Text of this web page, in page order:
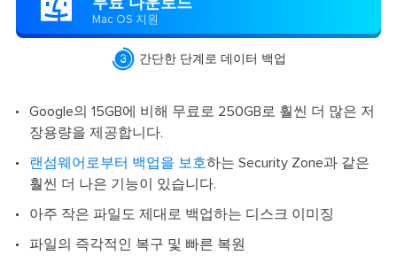
 무료 다운로드
Mac OS 지원
 간단한 단계로 데이터 백업
Google의 15GB에 비해 무료로 250GB로 훨씬 더 많은 저
장용량을 제공합니다.
랜섬웨어로부터 백업을 보호하는 Security Zone과 같은
훨씬 더 나은 기능이 있습니다.
아주 작은 파일도 제대로 백업하는 디스크 이미징
파일의 즉각적인 복구 및 빠른 복원